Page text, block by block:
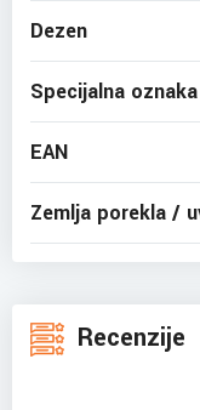
Dezen
Specijalna oznaka
EAN
Zemlja porekla /
Recenzije